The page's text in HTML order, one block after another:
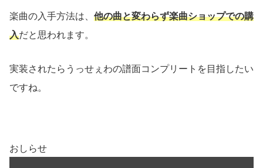
楽曲の入手方法は、 他の曲と変わらず楽曲ショップでの購
入だと思われます。
実装されたらうっせぇわの譜面コンプリートを目指したい
ですね。
おしらせ